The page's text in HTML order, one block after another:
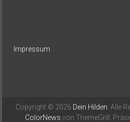
Impressum
Copyright © 2026 Dein Hilden . Alle
ColorNews von ThemeGrill.